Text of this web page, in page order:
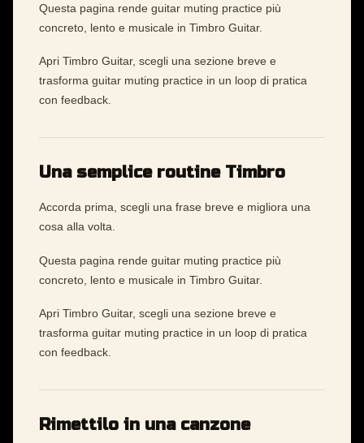
Questa pagina rende guitar muting practice più
concreto, lento e musicale in Timbro Guitar.
Apri Timbro Guitar, scegli una sezione breve e
trasforma guitar muting practice in un loop di pratica
con feedback.
Una semplice routine Timbro
Accorda prima, scegli una frase breve e migliora una
cosa alla volta.
Questa pagina rende guitar muting practice più
concreto, lento e musicale in Timbro Guitar.
Apri Timbro Guitar, scegli una sezione breve e
trasforma guitar muting practice in un loop di pratica
con feedback.
Rimettilo in una canzone